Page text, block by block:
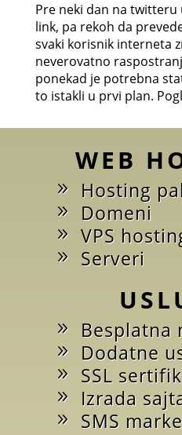
Pre neki dan na
link, pa rekoh da
svaki korisnik interneta
neverovatno
ponekad je potrebna
to istakli u prvi plan.
WEB
Hosting
Domeni
VPS
Serveri
Besplatna
Dodatne
SSL
Izrada
SMS